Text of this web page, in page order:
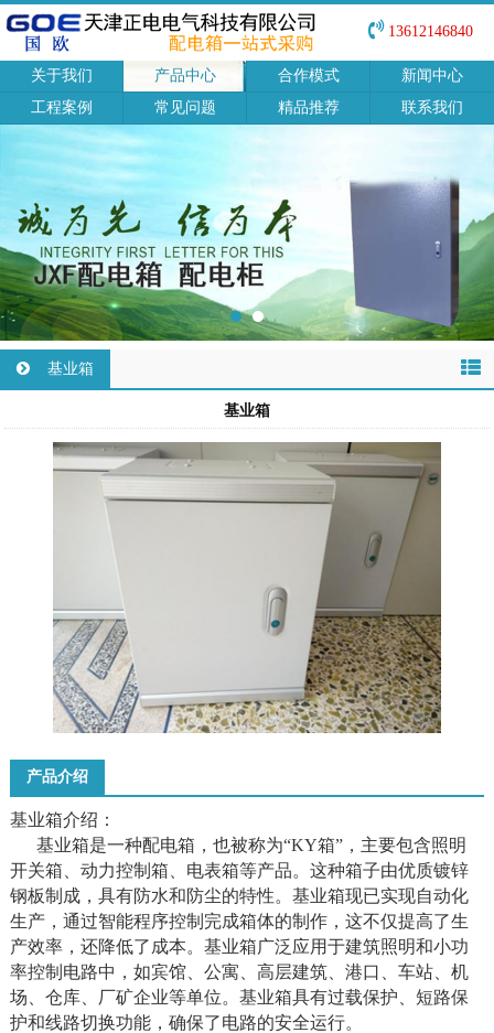
13612146840
关于我们 产品中心 合作模式
新闻中心
工程案例
常见问题 精品推荐 联系我们
基业箱
基业箱
产品介绍
基业箱‌介绍：
基业箱是一种配电箱，也被称为“‌KY箱”，主要包含‌照明
开关箱、‌动力控制箱、‌电表箱等产品。这种箱子由优质镀锌
钢板制成，具有防水和防尘的特性。基业箱现已实现自动化
生产，通过智能程序控制完成箱体的制作，这不仅提高了生
产效率，还降低了成本。基业箱广泛应用于建筑照明和小功
率控制电路中，如宾馆、公寓、高层建筑、港口、车站、机
场、仓库、厂矿企业等单位。基业箱具有过载保护、短路保
护和线路切换功能，确保了电路的安全运行。‌